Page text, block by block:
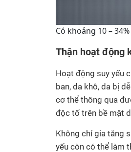
Có khoảng 10 –
Thận hoạt động
Hoạt động suy yếu
ban, da khô, da bị
cơ thể thông qua
độc tố trên bề mặt
Không chỉ gia tăng
yếu còn có thể làm